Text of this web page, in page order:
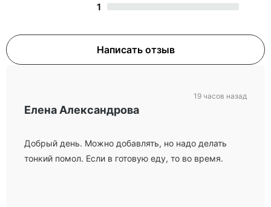
1
Написать отзыв
Елена Александрова
Добрый день. Можно добавлять, но надо делать
тонкий помол. Если в готовую еду, то во время.
19 часов назад